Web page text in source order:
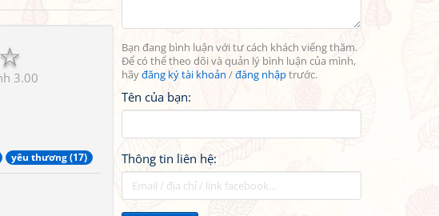
Bạn đang bình luận với tư cách khách viếng thăm.
Để có thể theo dõi và quản lý bình luận của mình,
hãyđăng ký tài khoản /đăng nhậptrước.
Tên của bạn:
Thông tin liên hệ:
☆
3.00
yêu thương (17)